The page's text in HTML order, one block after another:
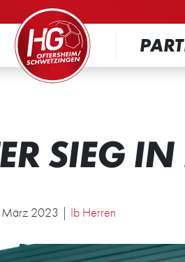
SIEG IN
2023 | Ib Herren